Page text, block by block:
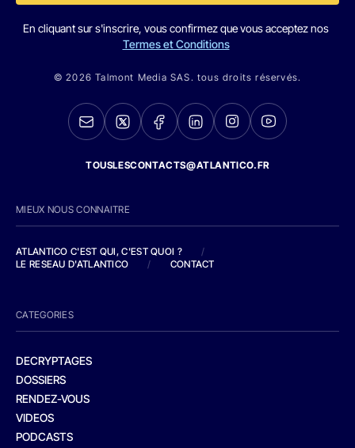
En cliquant sur s'inscrire, vous confirmez que vous acceptez nos
Termes et Conditions
© 2026 Talmont Media SAS. tous droits réservés.
TOUSLESCONTACTS@ATLANTICO.FR
MIEUX NOUS CONNAITRE
ATLANTICO C'EST QUI, C'EST QUOI ?
/
LE RESEAU D'ATLANTICO
/ CONTACT
CATEGORIES
DECRYPTAGES
DOSSIERS
RENDEZ-VOUS
VIDEOS
PODCASTS